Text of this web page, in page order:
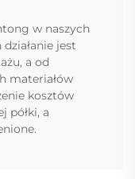
w naszych
jest
a od
materiałów
kosztów
półki, a